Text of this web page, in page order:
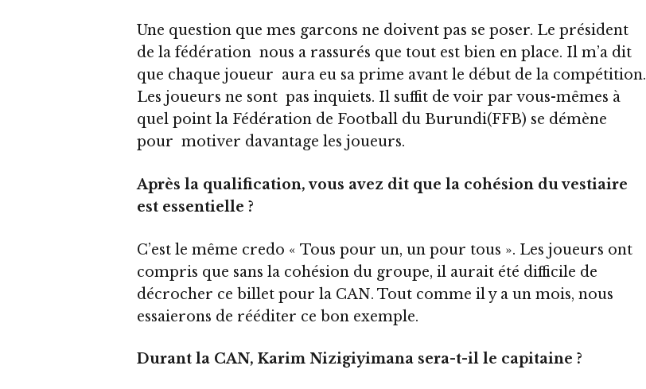
Une question que mes garcons ne doivent pas se poser. Le président
de la fédération nous a rassurés que tout est bien en place. Il m’a dit
que chaque joueur aura eu sa prime avant le début de la compétition.
Les joueurs ne sont pas inquiets. Il suffit de voir par vous-mêmes à
quel point la Fédération de Football du Burundi(FFB) se démène
pour motiver davantage les joueurs.
Après la qualification, vous avez dit que la cohésion du vestiaire
est essentielle ?
C’est le même credo « Tous pour un, un pour tous ». Les joueurs ont
compris que sans la cohésion du groupe, il aurait été difficile de
décrocher ce billet pour la CAN. Tout comme il y a un mois, nous
essaierons de rééditer ce bon exemple.
Durant la CAN, Karim Nizigiyimana sera-t-il le capitaine ?